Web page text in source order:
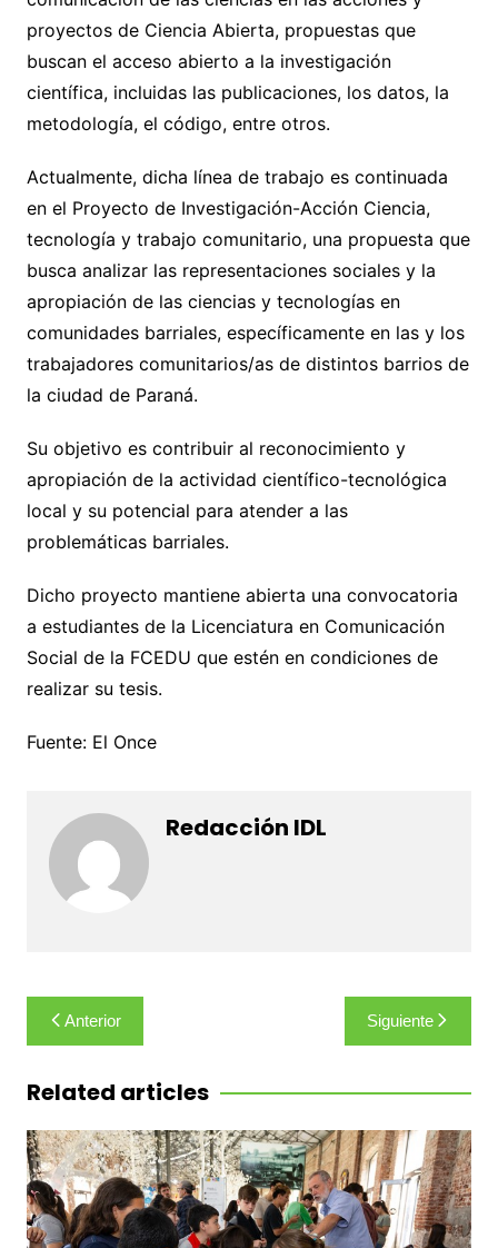
proyectos de Ciencia Abierta, propuestas que
buscan el acceso abierto a la investigación
científica, incluidas las publicaciones, los datos, la
metodología, el código, entre otros.
Actualmente, dicha línea de trabajo es continuada
en el Proyecto de Investigación-Acción Ciencia,
tecnología y trabajo comunitario, una propuesta que
busca analizar las representaciones sociales y la
apropiación de las ciencias y tecnologías en
comunidades barriales, específicamente en las y los
trabajadores comunitarios/as de distintos barrios de
la ciudad de Paraná.
Su objetivo es contribuir al reconocimiento y
apropiación de la actividad científico-tecnológica
local y su potencial para atender a las
problemáticas barriales.
Dicho proyecto mantiene abierta una convocatoria
a estudiantes de la Licenciatura en Comunicación
Social de la FCEDU que estén en condiciones de
realizar su tesis.
Fuente: El Once
Redacción IDL
Navegación
de
entradas
Anterior Siguiente
Related articles